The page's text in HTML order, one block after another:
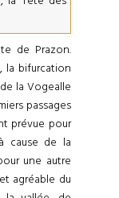
de Prazon.
la bifurcation
la Vogealle
passages
prévue pour
cause de la
une autre
agréable du